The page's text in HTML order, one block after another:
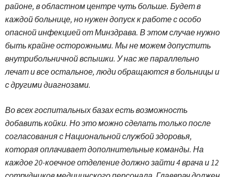
районе, в областном центре чуть больше. Будет в
каждой больнице, но нужен допуск к работе с особо
опасной инфекцией от Минздрава. В этом случае нужно
быть крайне осторожными. Мы не можем допустить
внутрибольничной вспышки. У нас же параллельно
лечат и все остальное, люди обращаются в больницы и
с другими диагнозами.
Во всех госпитальных базах есть возможность
добавить койки. Но это можно сделать только после
согласования с Национальной службой здоровья,
которая оплачивает дополнительные команды. На
каждое 20-коечное отделение должно зайти 4 врача и 12